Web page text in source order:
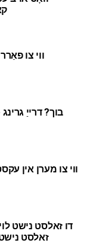
ווי צו
ווי צו מערן אין
דו זאלסט נישט
זאלסט